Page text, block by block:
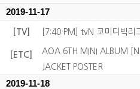
2019-11-17
[TV] [7:40 PM] tvN 코미디빅리
[ETC]
AOA 6TH MINI ALBUM
JACKET POSTER
2019-11-18